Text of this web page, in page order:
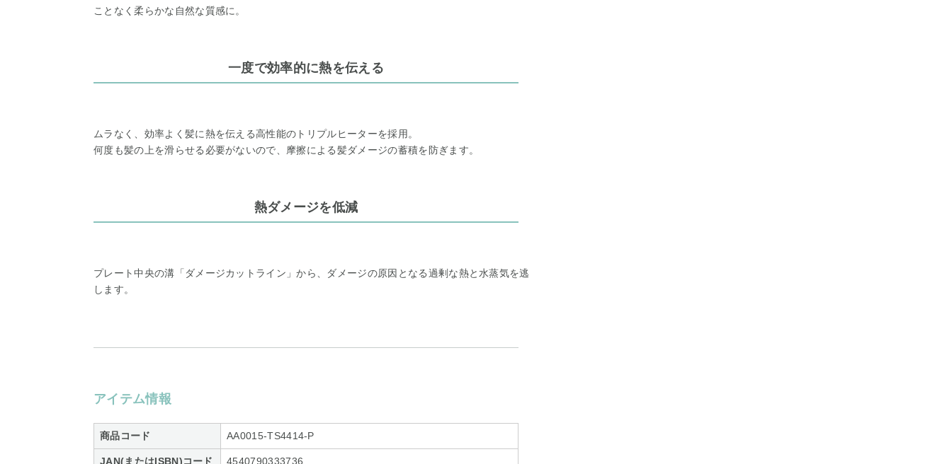
ことなく柔らかな自然な質感に。
一度で効率的に熱を伝える
ムラなく、効率よく髪に熱を伝える高性能のトリプルヒーターを採用。
何度も髪の上を滑らせる必要がないので、摩擦による髪ダメージの蓄積を防ぎます。
熱ダメージを低減
プレート中央の溝「ダメージカットライン」から、ダメージの原因となる過剰な熱と水蒸気を逃
します。
アイテム情報
商品コード AA0015-TS4414-P
JAN(またはISBN)コード 4540790333736